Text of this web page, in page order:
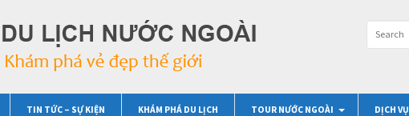
TIN TỨC – SỰ KIỆN KHÁM PHÁ DU LỊCH TOUR NƯỚC NGOÀI DỊCH VỤ